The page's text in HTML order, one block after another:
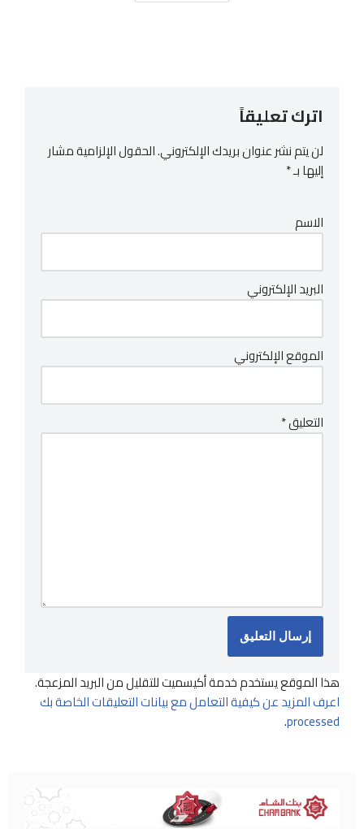
اترك تعليقاً
لن يتم نشر عنوان بريدك الإلكتروني.الحقول الإلزامية مشار
إليها بـ*
الاسم
البريد الإلكتروني
الموقع الإلكتروني
التعليق*
هذا الموقع يستخدم خدمة أكيسميت للتقليل من البريد المزعجة.
اعرف المزيد عن كيفية التعامل مع بيانات التعليقات الخاصة بك
processed
.